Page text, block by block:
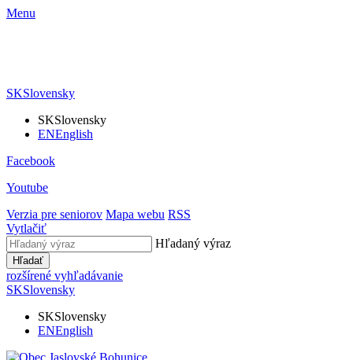
Menu
SKSlovensky
SKSlovensky
ENEnglish
Facebook
Youtube
Verzia pre seniorov Mapa webu RSS
Vytlačiť
Hľadaný výraz
Hľadať
rozšírené vyhľadávanie
SKSlovensky
SKSlovensky
ENEnglish